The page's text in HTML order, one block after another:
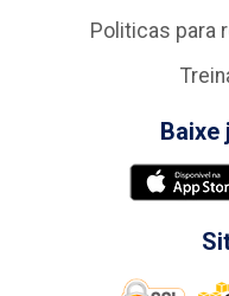
Politicas para
Baixe